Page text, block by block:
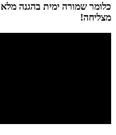
כלומר שמורה ימית בהגנה
מצליחה!